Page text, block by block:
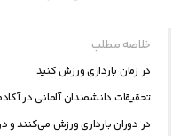
خلاصه مطلب
در زمان بارداری ورزش کنید
تحقیقات دانشمندان آلمانی در
در دوران بارداری ورزش می‌کنند و